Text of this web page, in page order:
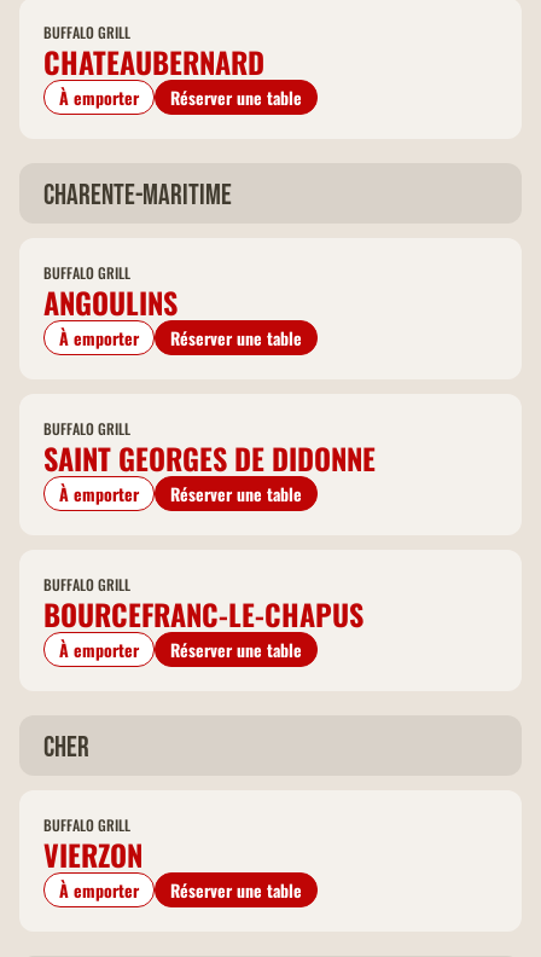
BUFFALO GRILL
CHATEAUBERNARD
À emporter Réserver une table
Charente-Maritime
BUFFALO GRILL
ANGOULINS
À emporter Réserver une table
BUFFALO GRILL
SAINT GEORGES DE DIDONNE
À emporter Réserver une table
BUFFALO GRILL
BOURCEFRANC-LE-CHAPUS
À emporter Réserver une table
Cher
BUFFALO GRILL
VIERZON
À emporter Réserver une table